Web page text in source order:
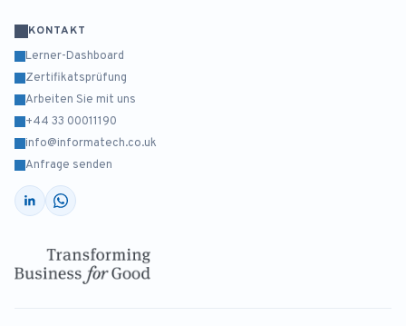
KONTAKT
Lerner-Dashboard
Zertifikatsprüfung
Arbeiten Sie mit uns
+44 33 00011190
info@informatech.co.uk
Anfrage senden